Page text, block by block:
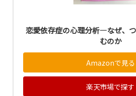
恋愛依存症の心理分析―なぜ、
むのか
Amazonで見る
楽天市場で探す